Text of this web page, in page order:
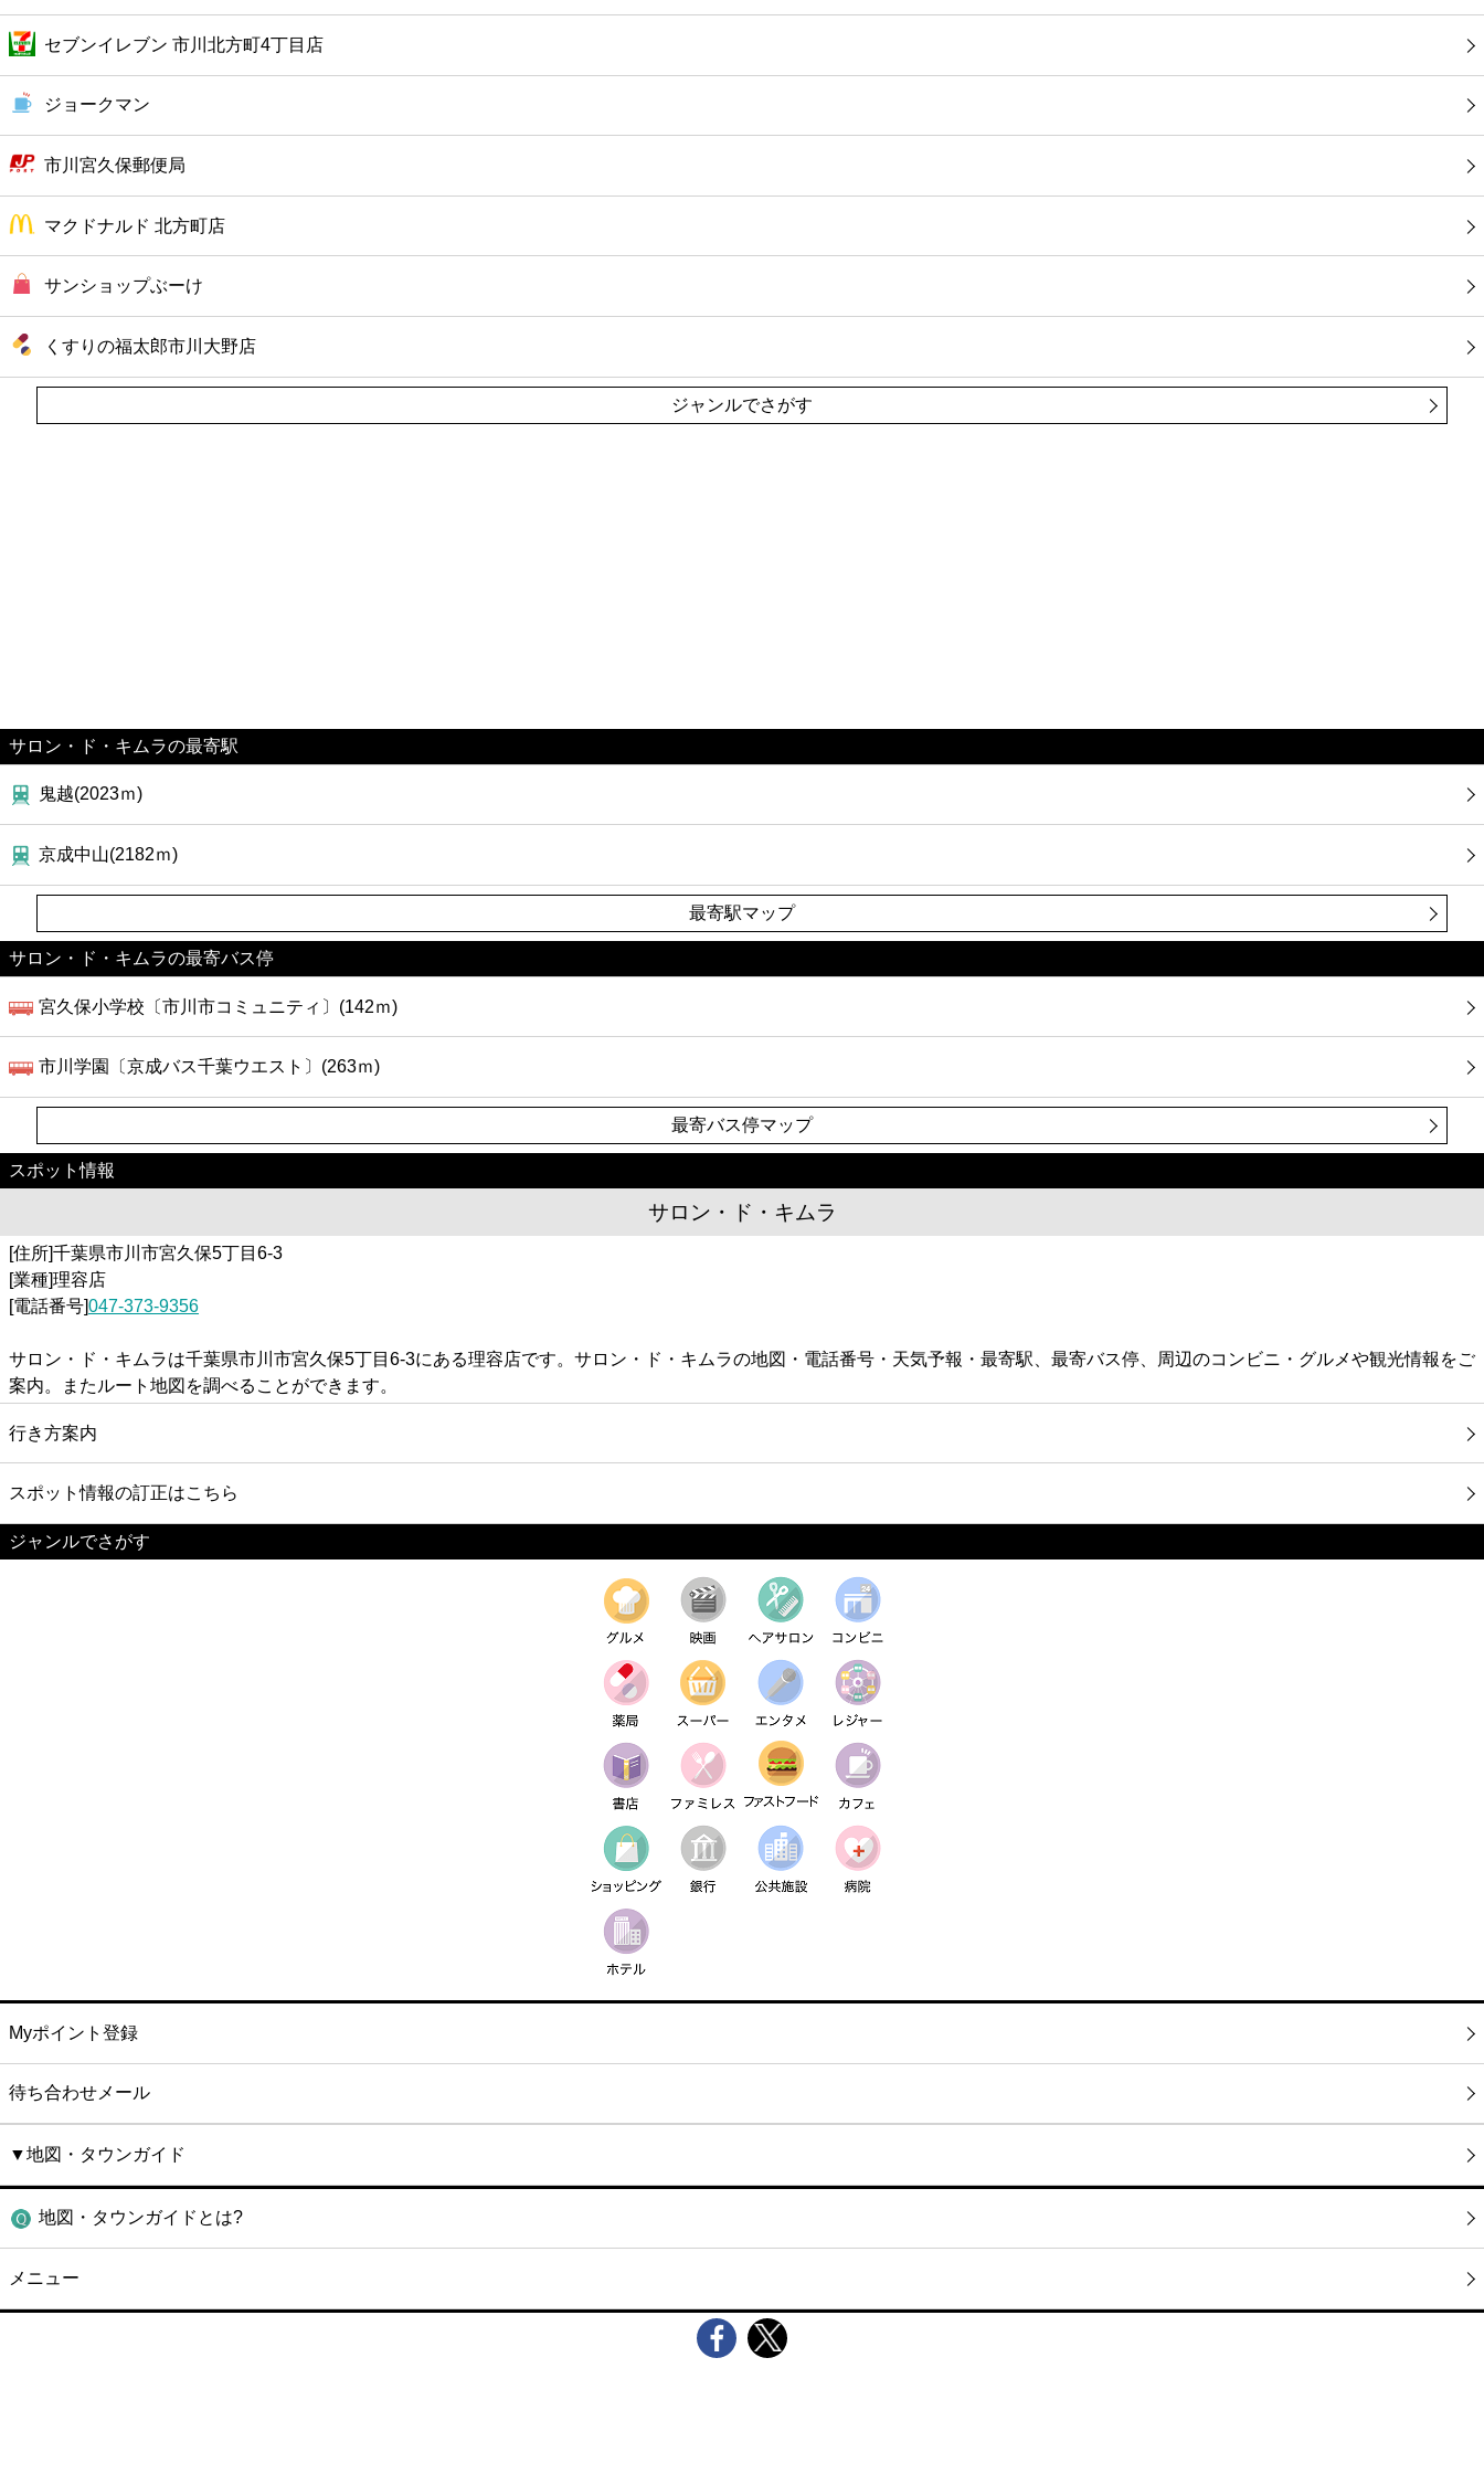
ファーストフード
ショッピング
銀行
公共
病院
セブンイレブン 市川北方町4丁目店
ジョークマン
市川宮久保郵便局
マクドナルド 北方町店
サンショップぶーけ
くすりの福太郎市川大野店
ジャンルでさがす
サロン・ド・キムラの最寄駅
鬼越(2023ｍ)
京成中山(2182ｍ)
最寄駅マップ
サロン・ド・キムラの最寄バス停
宮久保小学校〔市川市コミュニティ〕(142ｍ)
市川学園〔京成バス千葉ウエスト〕(263ｍ)
最寄バス停マップ
スポット情報
サロン・ド・キムラ
[住所]千葉県市川市宮久保5丁目6-3
[業種]理容店
[電話番号]047-373-9356
サロン・ド・キムラは千葉県市川市宮久保5丁目6-3にある理容店です。サロン・ド・キムラの地図・電話番号・天気予報・最寄駅、最寄バス停、周辺のコンビニ・グルメや観光情報をご
案内。またルート地図を調べることができます。
行き方案内
スポット情報の訂正はこちら
ジャンルでさがす
Myポイント登録
待ち合わせメール
▼地図・タウンガイド
地図・タウンガイドとは?
メニュー